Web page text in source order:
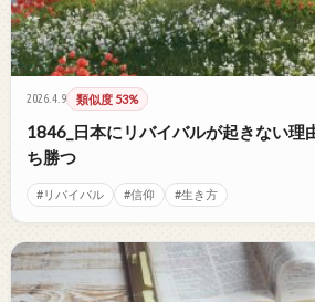
2026.4.9 類似度 53%
1846_日本にリバイバルが起きない理
ち勝つ
#リバイバル #信仰 #生き方